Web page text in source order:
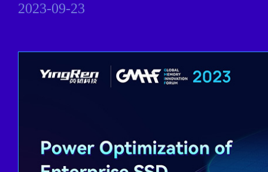
2023-09-23